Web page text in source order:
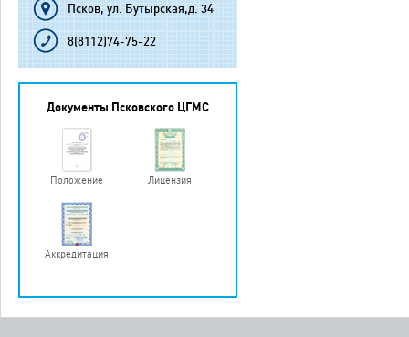
Псков, ул. Бутырская,д. 34
8(8112)74-75-22
Документы Псковского ЦГМС
Положение Лицензия
Аккредитация